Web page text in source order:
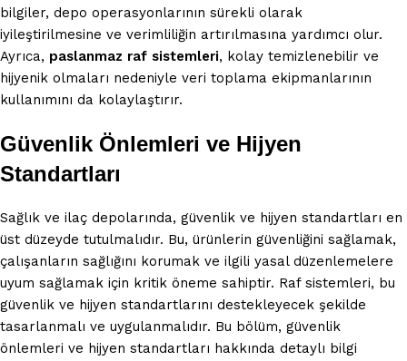
bilgiler, depo operasyonlarının sürekli olarak
iyileştirilmesine ve verimliliğin artırılmasına yardımcı olur.
Ayrıca, paslanmaz raf sistemleri, kolay temizlenebilir ve
hijyenik olmaları nedeniyle veri toplama ekipmanlarının
kullanımını da kolaylaştırır.
Güvenlik Önlemleri ve Hijyen
Standartları
Sağlık ve ilaç depolarında, güvenlik ve hijyen standartları en
üst düzeyde tutulmalıdır. Bu, ürünlerin güvenliğini sağlamak,
çalışanların sağlığını korumak ve ilgili yasal düzenlemelere
uyum sağlamak için kritik öneme sahiptir. Raf sistemleri, bu
güvenlik ve hijyen standartlarını destekleyecek şekilde
tasarlanmalı ve uygulanmalıdır. Bu bölüm, güvenlik
önlemleri ve hijyen standartları hakkında detaylı bilgi